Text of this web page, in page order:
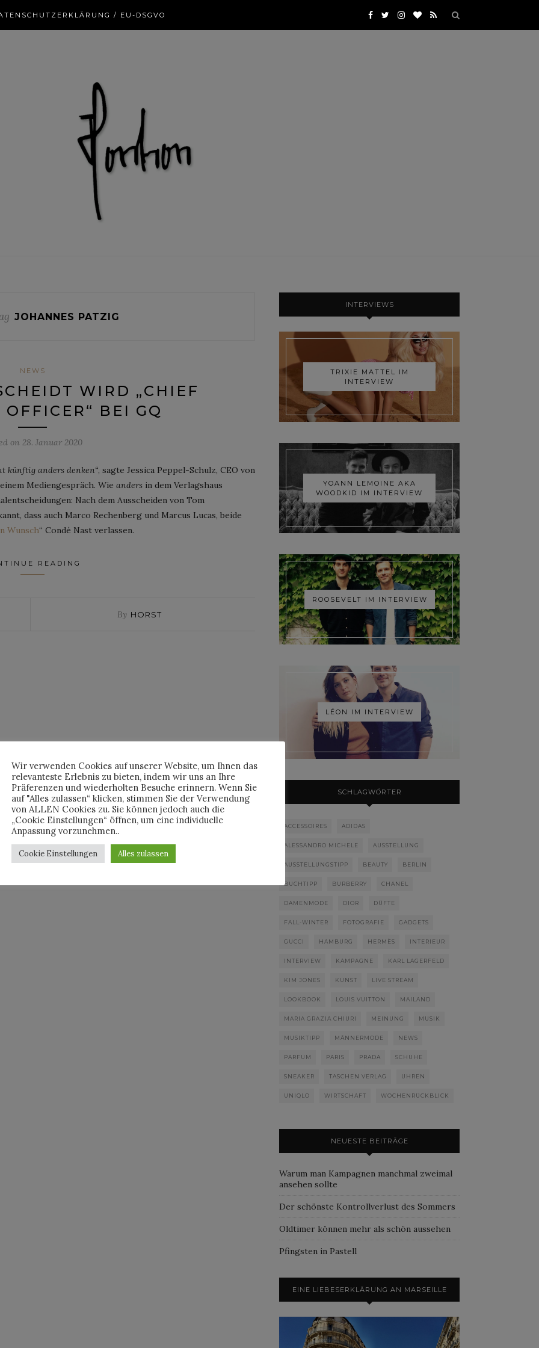
/ EU-DSGVO
JOHANNES PATZIG
NEWS
WIRD „CHIEF
OFFICER“ BEI GQ
on 28. Januar 2020
künftig anders denken“, sagte Jessica Peppel-Schulz, CEO von
Mediengespräch. Wie anders in dem Verlagshaus
Nach dem Ausscheiden von Tom
dass auch Marco Rechenberg und Marcus Lucas, beide
Wunsch“ Condé Nast verlassen.
READING
By HORST
INTERVIEWS
TRIXIE MATTEL IM
INTERVIEW
YOANN LEMOINE AKA
WOODKID IM INTERVIEW
ROOSEVELT IM INTERVIEW
LÉON IM INTERVIEW
SCHLAGWÖRTER
ACCESSOIRES ADIDAS
ALESSANDRO MICHELE AUSSTELLUNG
AUSSTELLUNGSTIPP BEAUTY BERLIN
BUCHTIPP BURBERRY CHANEL
DAMENMODE DIOR DÜFTE
FALL-WINTER FOTOGRAFIE GADGETS
GUCCI HAMBURG HERMÈS INTERIEUR
INTERVIEW KAMPAGNE KARL LAGERFELD
KIM JONES KUNST LIVE STREAM
LOOKBOOK LOUIS VUITTON MAILAND
MARIA GRAZIA CHIURI MEINUNG MUSIK
MUSIKTIPP MÄNNERMODE NEWS
PARFUM PARIS PRADA SCHUHE
SNEAKER TASCHEN VERLAG UHREN
UNIQLO WIRTSCHAFT WOCHENRÜCKBLICK
NEUESTE BEITRÄGE
Warum man Kampagnen manchmal zweimal
ansehen sollte
Der schönste Kontrollverlust des Sommers
Oldtimer können mehr als schön aussehen
Pfingsten in Pastell
EINE LIEBESERKLÄRUNG AN MARSEILLE
Wir verwenden Cookies auf unserer Website, um Ihnen das
relevanteste Erlebnis zu bieten, indem wir uns an Ihre
Präferenzen und wiederholten Besuche erinnern. Wenn Sie
auf "Alles zulassen“ klicken, stimmen Sie der Verwendung
von ALLEN Cookies zu. Sie können jedoch auch die
„Cookie Einstellungen“ öffnen, um eine individuelle
Anpassung vorzunehmen..
Cookie Einstellungen Alles zulassen